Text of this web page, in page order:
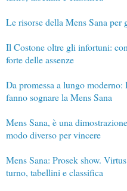
Le risorse della Mens Sana per
Il Costone oltre gli infortuni:
forte delle assenze
Da promessa a lungo
fanno sognare la Mens Sana
Mens Sana, è una
modo diverso per vincere
Mens Sana: Prosek show.
turno, tabellini e classifica